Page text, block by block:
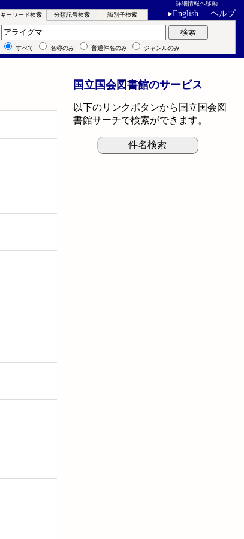
詳細情報へ移動
▸English ヘルプ
キーワード検索 分類記号検索 識別子検索
キーワード検索 検索
すべて 名称のみ 普通件名のみ ジャンルのみ
国立国会図書館のサービス
以下のリンクボタンから国立国会図
書館サーチで検索ができます。
件名検索